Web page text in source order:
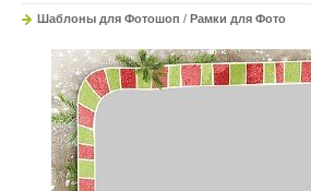
Шаблоны для Фотошоп / Рамки для Фото